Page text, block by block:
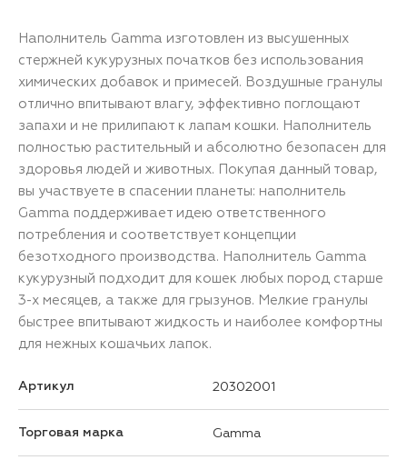
Наполнитель Gamma изготовлен из высушенных
стержней кукурузных початков без использования
химических добавок и примесей. Воздушные гранулы
отлично впитывают влагу, эффективно поглощают
запахи и не прилипают к лапам кошки. Наполнитель
полностью растительный и абсолютно безопасен для
здоровья людей и животных. Покупая данный товар,
вы участвуете в спасении планеты: наполнитель
Gamma поддерживает идею ответственного
потребления и соответствует концепции
безотходного производства. Наполнитель Gamma
кукурузный подходит для кошек любых пород старше
3-х месяцев, а также для грызунов. Мелкие гранулы
быстрее впитывают жидкость и наиболее комфортны
для нежных кошачьих лапок.
Артикул 20302001
Торговая марка Gamma